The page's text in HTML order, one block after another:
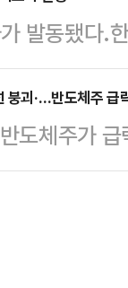
등하거나
피가 전 거
커 발동 요
거래가 일
…
발동됐다.
150지수의
고 공시했
달 22일 이
비 7.95%
괴·…반도체주 급
도체주가
코스피 시